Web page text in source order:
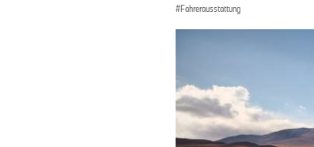
Fahrerausstattung